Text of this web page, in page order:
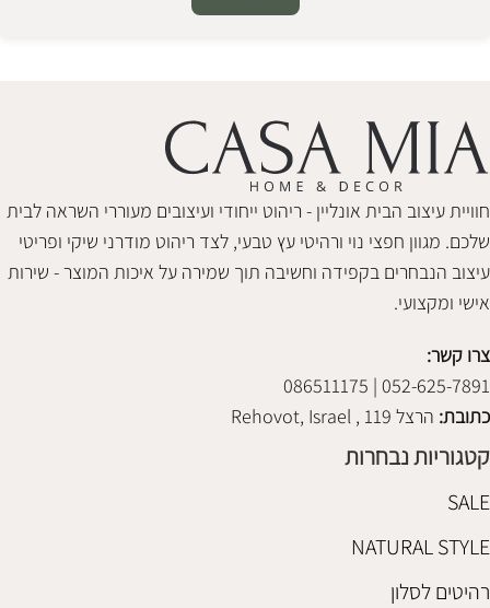
חוויית עיצוב הבית אונליין - ריהוט ייחודי ועיצובים מעוררי השראה לבית
שלכם. מגוון חפצי נוי ורהיטי עץ טבעי, לצד ריהוט מודרני שיקי ופריטי
עיצוב הנבחרים בקפידה וחשיבה תוך שמירה על איכות המוצר - שירות
אישי ומקצועי.
צרו קשר:
052-625-7891 | 086511175
כתובת: הרצל 119 , Rehovot, Israel
קטגוריות נבחרות
SALE
NATURAL STYLE
רהיטים לסלון